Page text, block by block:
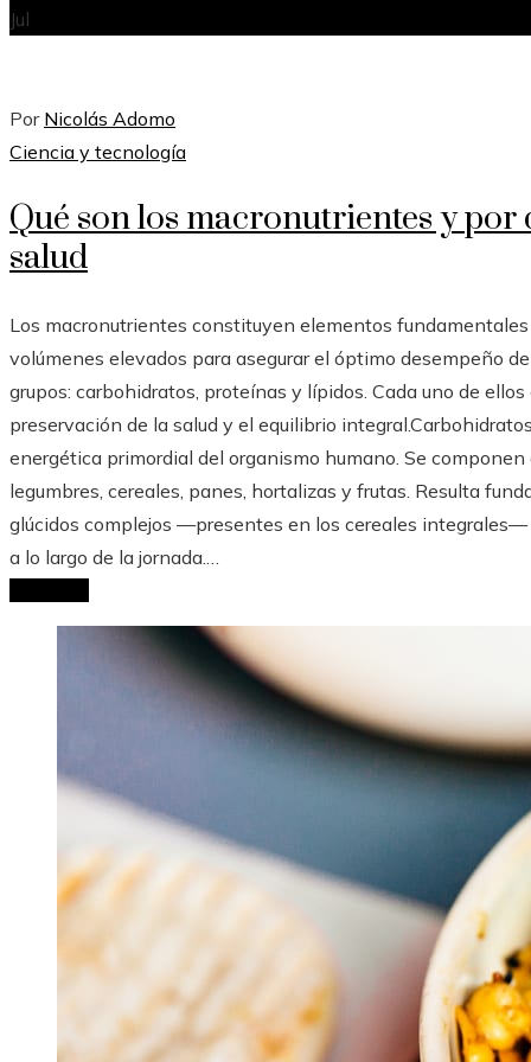
Jul
Por Nicolás Adomo
Ciencia y tecnología
Qué son los macronutrientes y por
salud
Los macronutrientes constituyen elementos
volúmenes elevados para asegurar el óptimo desempeño
grupos: carbohidratos, proteínas y lípidos. Cada uno de
preservación de la salud y el equilibrio
energética primordial del organismo humano. Se
legumbres, cereales, panes, hortalizas y frutas. Resulta
glúcidos complejos —presentes en los cereales
a lo largo de la jornada.…